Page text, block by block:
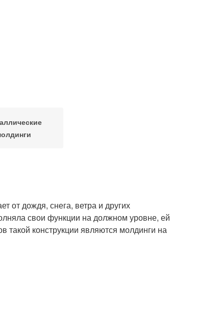
от дождя, снега, ветра и других
свои функции на должном уровне, ей
конструкции являются молдинги на